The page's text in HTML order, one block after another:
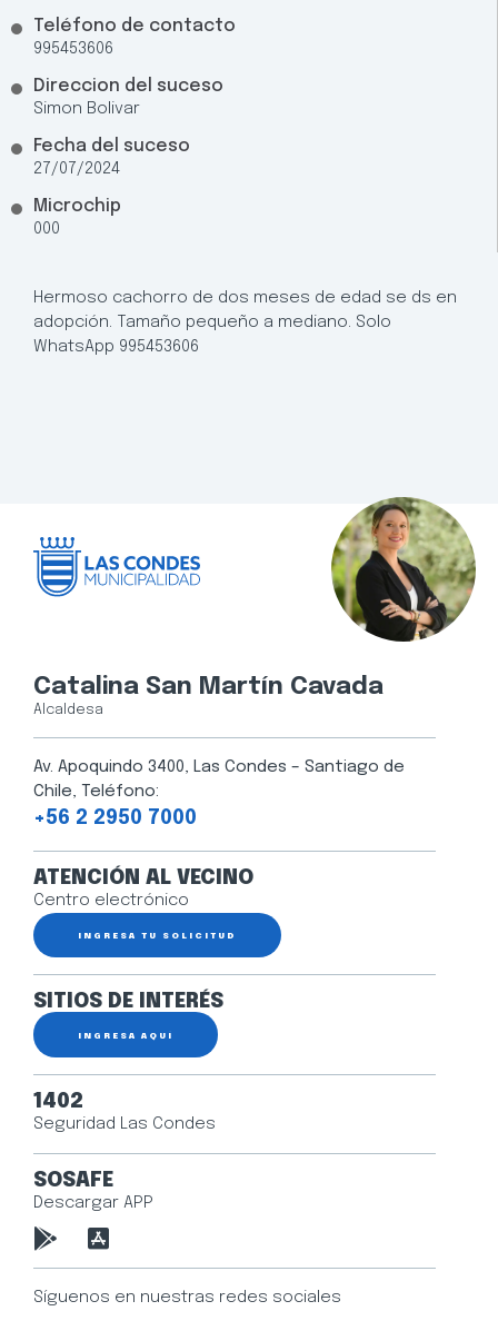
Teléfono de contacto
995453606
Direccion del suceso
Simon Bolivar
Fecha del suceso
27/07/2024
Microchip
000
Hermoso cachorro de dos meses de edad se ds en
adopción. Tamaño pequeño a mediano. Solo
WhatsApp 995453606
Catalina San Martín Cavada
Alcaldesa
Av. Apoquindo 3400, Las Condes – Santiago de
Chile, Teléfono:
+56 2 2950 7000
ATENCIÓN AL VECINO
Centro electrónico
INGRESA TU SOLICITUD
SITIOS DE INTERÉS
INGRESA AQUÍ
1402
Seguridad Las Condes
SOSAFE
Descargar APP
Síguenos en nuestras redes sociales